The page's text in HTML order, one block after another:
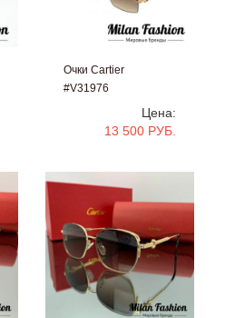
Очки Cartier
#V31976
Цена:
13 500 РУБ.